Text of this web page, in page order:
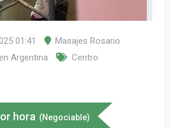
01:41
Masajes Rosario
Argentina
Centro
hora (Negociable)